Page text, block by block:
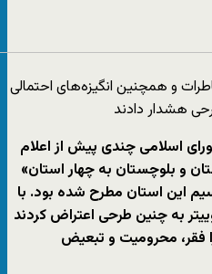
و همچنین انگیزه‌های احتمالی
هشدار دادند
اسلامی چندی پیش از اعلام
و بلوچستان به چهار استان»
این استان مطرح شده بود. با
به چنین طرحی اعتراض کردند
محرومیت و تبعیض